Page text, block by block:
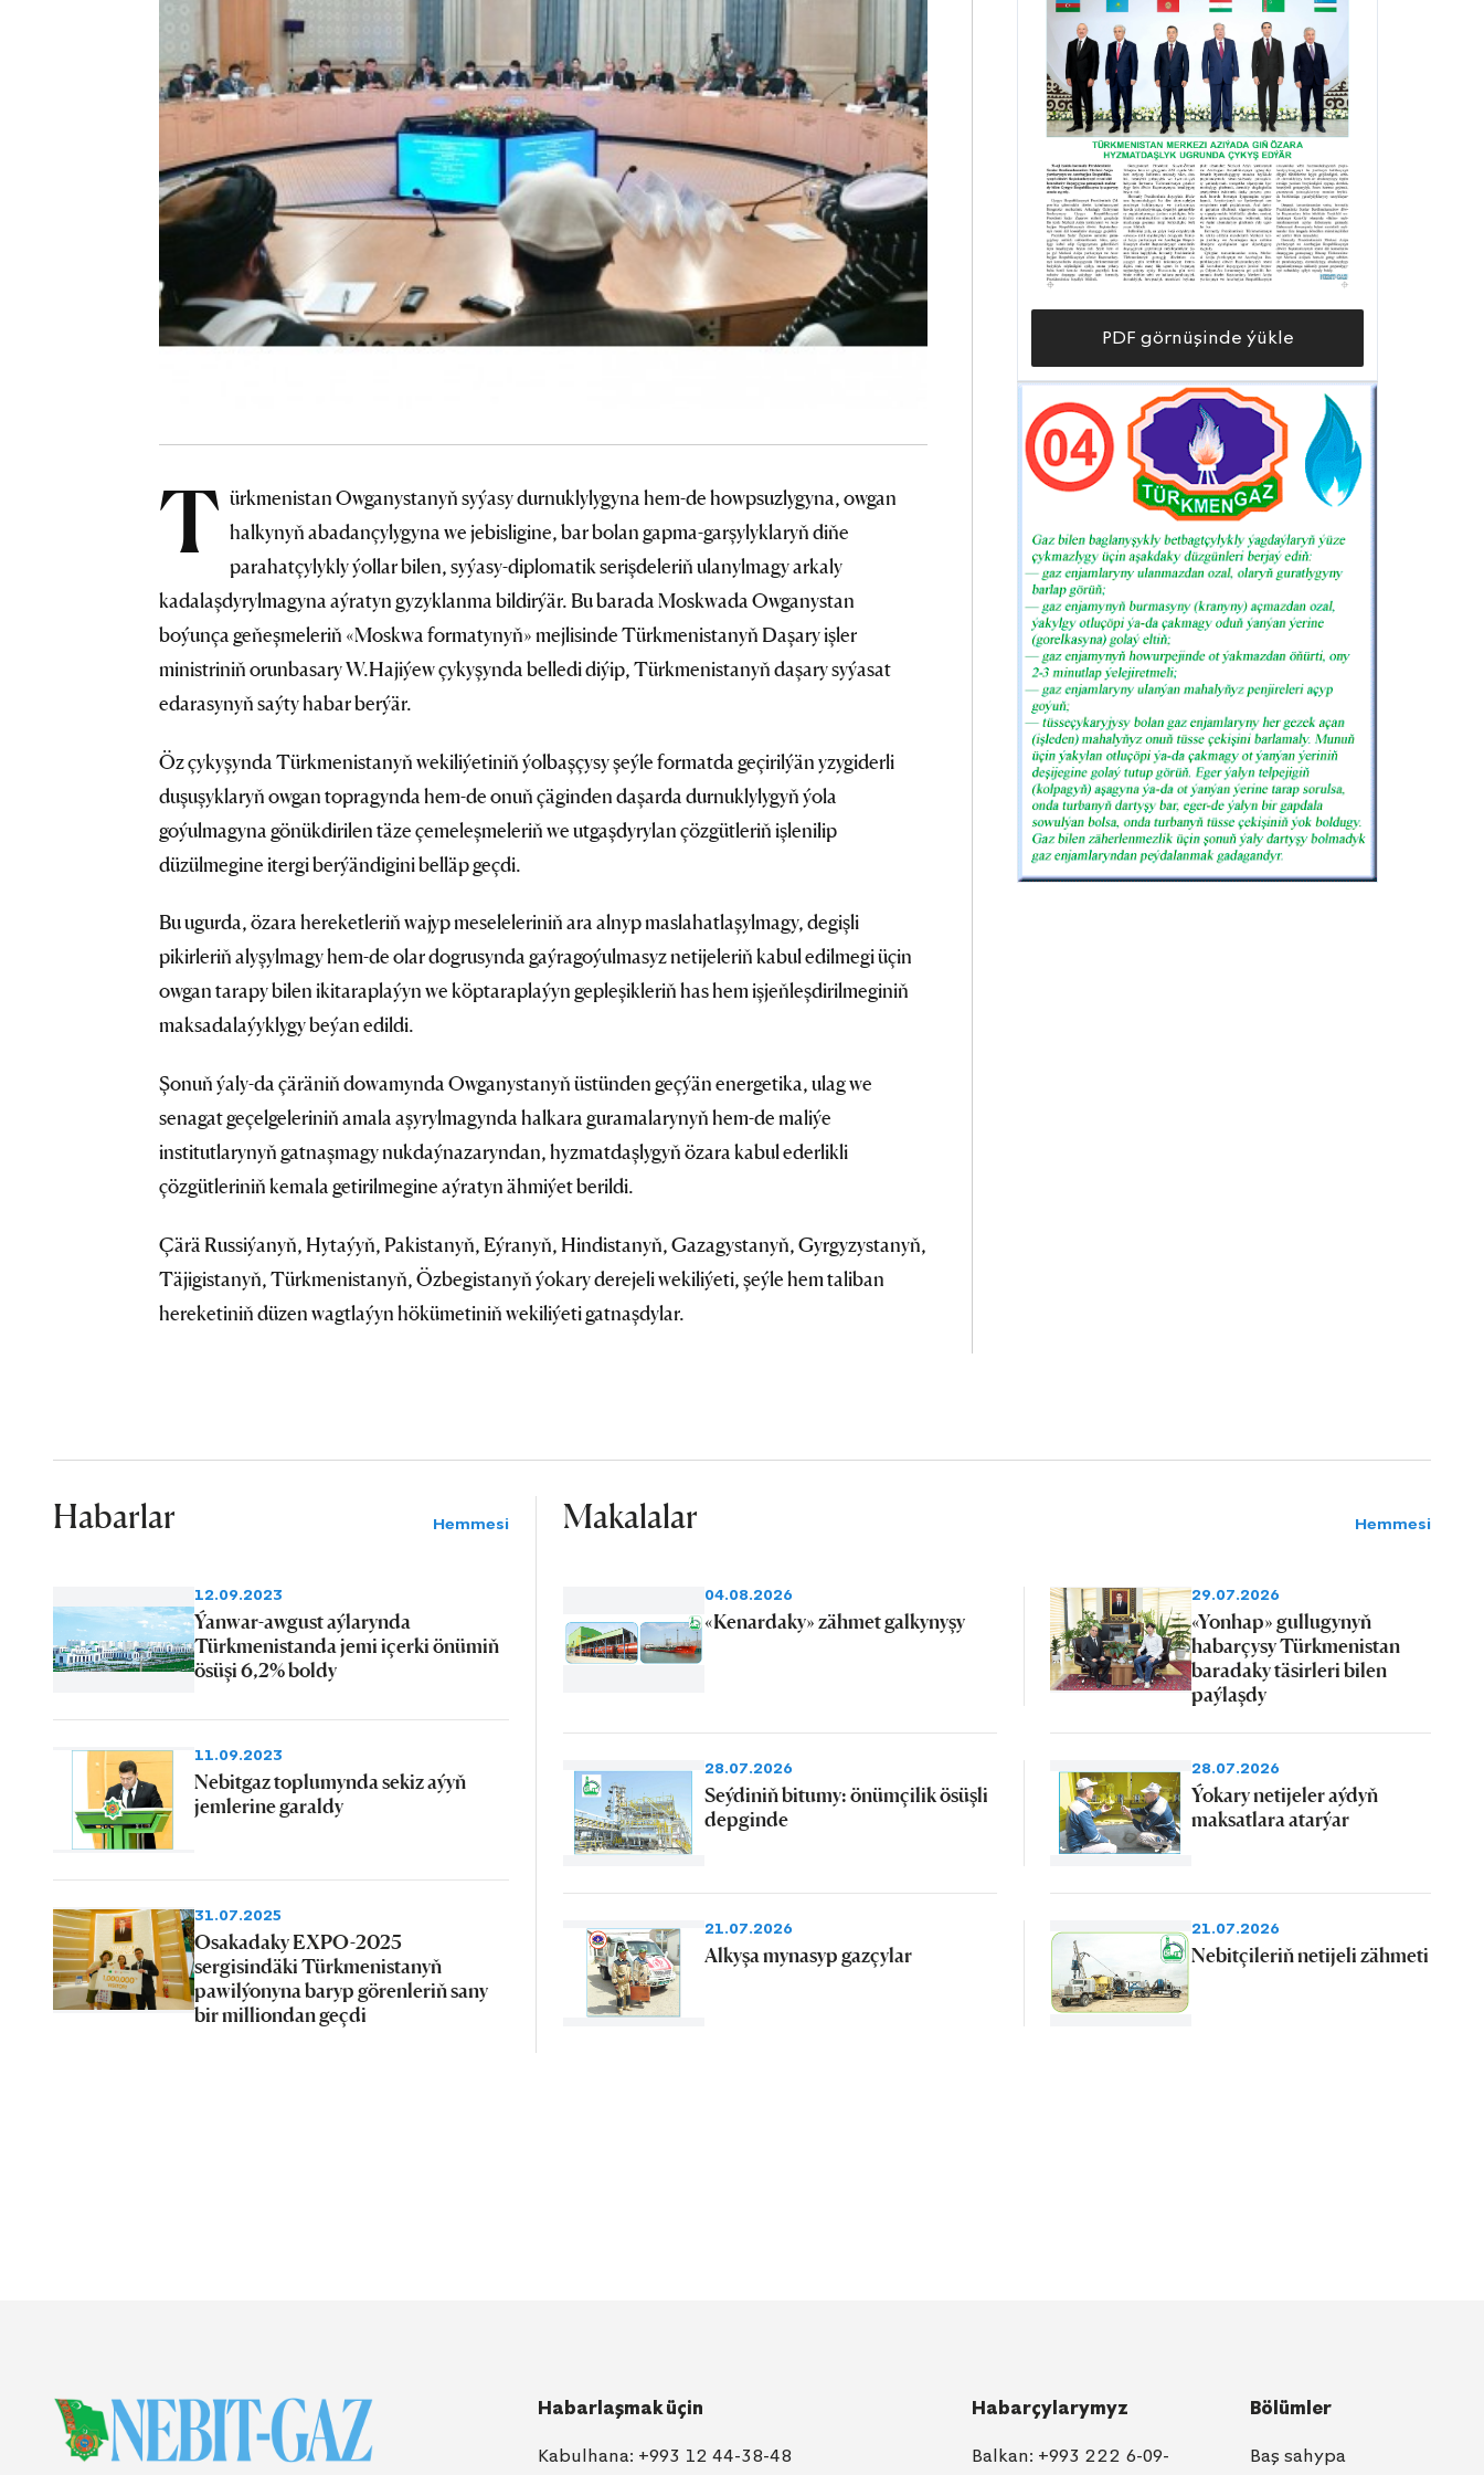
T ürkmenistan Owganystanyň syýasy durnuklylygyna hem-de howpsuzlygyna, owgan
halkynyň abadançylygyna we jebisligine, bar bolan gapma-garşylyklaryň diňe
parahatçylykly ýollar bilen, syýasy-diplomatik serişdeleriň ulanylmagy arkaly
kadalaşdyrylmagyna aýratyn gyzyklanma bildirýär. Bu barada Moskwada Owganystan
boýunça geňeşmeleriň «Moskwa formatynyň» mejlisinde Türkmenistanyň Daşary işler
ministriniň orunbasary W.Hajiýew çykyşynda belledi diýip, Türkmenistanyň daşary syýasat
edarasynyň saýty habar berýär.
Öz çykyşynda Türkmenistanyň wekiliýetiniň ýolbaşçysy şeýle formatda geçirilýän yzygiderli
duşuşyklaryň owgan topragynda hem-de onuň çäginden daşarda durnuklylygyň ýola
goýulmagyna gönükdirilen täze çemeleşmeleriň we utgaşdyrylan çözgütleriň işlenilip
düzülmegine itergi berýändigini belläp geçdi.
Bu ugurda, özara hereketleriň wajyp meseleleriniň ara alnyp maslahatlaşylmagy, degişli
pikirleriň alyşylmagy hem-de olar dogrusynda gaýragoýulmasyz netijeleriň kabul edilmegi üçin
owgan tarapy bilen ikitaraplaýyn we köptaraplaýyn gepleşikleriň has hem işjeňleşdirilmeginiň
maksadalaýyklygy beýan edildi.
Şonuň ýaly-da çäräniň dowamynda Owganystanyň üstünden geçýän energetika, ulag we
senagat geçelgeleriniň amala aşyrylmagynda halkara guramalarynyň hem-de maliýe
institutlarynyň gatnaşmagy nukdaýnazaryndan, hyzmatdaşlygyň özara kabul ederlikli
çözgütleriniň kemala getirilmegine aýratyn ähmiýet berildi.
Çärä Russiýanyň, Hytaýyň, Pakistanyň, Eýranyň, Hindistanyň, Gazagystanyň, Gyrgyzystanyň,
Täjigistanyň, Türkmenistanyň, Özbegistanyň ýokary derejeli wekiliýeti, şeýle hem taliban
hereketiniň düzen wagtlaýyn hökümetiniň wekiliýeti gatnaşdylar.
PDF görnüşinde ýükle
Habarlar Hemmesi
12.09.2023
Ýanwar-awgust aýlarynda
Türkmenistanda jemi içerki önümiň
ösüşi 6,2% boldy
11.09.2023
Nebitgaz toplumynda sekiz aýyň
jemlerine garaldy
31.07.2025
Osakadaky EXPO-2025
sergisindäki Türkmenistanyň
pawilýonyna baryp görenleriň sany
bir milliondan geçdi
Makalalar Hemmesi
04.08.2026
«Kenardaky» zähmet galkynyşy
29.07.2026
«Yonhap» gullugynyň
habarçysy Türkmenistan
baradaky täsirleri bilen
paýlaşdy
28.07.2026
Seýdiniň bitumy: önümçilik ösüşli
depginde
28.07.2026
Ýokary netijeler aýdyň
maksatlara atarýar
21.07.2026
Alkyşa mynasyp gazçylar
21.07.2026
Nebitçileriň netijeli zähmeti
Habarlaşmak üçin
Kabulhana: +993 12 44-38-48
Habarçylarymyz
Balkan: +993 222 6-09-
Bölümler
Baş sahypa